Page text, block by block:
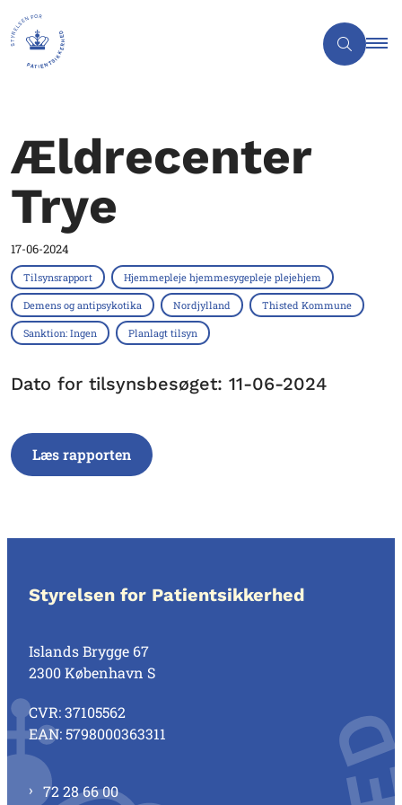
Ældrecenter
Trye
17-06-2024
Tilsynsrapport Hjemmepleje hjemmesygepleje plejehjem
Demens og antipsykotika Nordjylland Thisted Kommune
Sanktion: Ingen Planlagt tilsyn
Dato for tilsynsbesøget: 11-06-2024
Læs rapporten
Styrelsen for Patientsikkerhed
Islands Brygge 67
2300 København S
CVR: 37105562
EAN: 5798000363311
72 28 66 00